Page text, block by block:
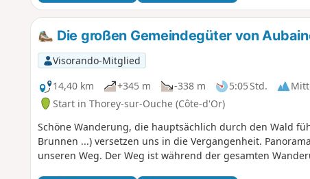
Die großen Gemeindegüter von
Visorando-Mitglied
14,40 km
+345 m -338 m 5:05 Std.
Start in Thorey-sur-Ouche (Côte-d'Or)
Schöne Wanderung, die hauptsächlich durch den Wald
Brunnen ...) versetzen uns in die Vergangenheit.
unseren Weg. Der Weg ist während der gesamten